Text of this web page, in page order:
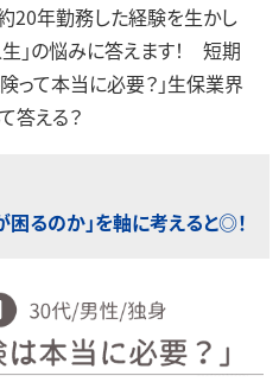
年勤務した経験を生かし
生」の悩みに答えます！ 短期
って本当に必要？」生保業界
答える？
困るのか」を軸に考えると◎！